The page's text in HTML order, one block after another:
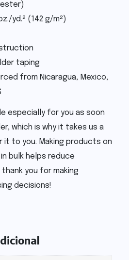
yd.² (142 g/m²)
taping
from Nicaragua, Mexico,
especially for you as soon
which is why it takes us a
it to you. Making products on
bulk helps reduce
you for making
decisions!